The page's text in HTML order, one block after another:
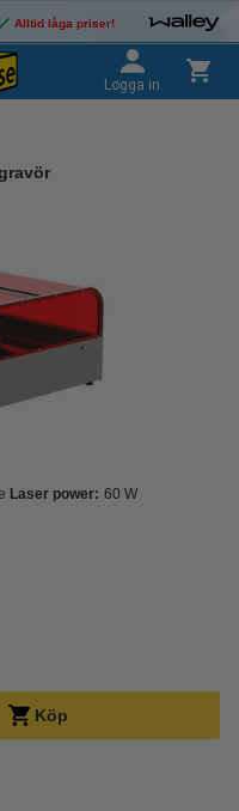
Alltid låga priser!
Logga in
Laser power: 60 W
Köp